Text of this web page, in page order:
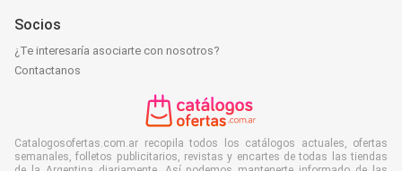
Socios
¿Te interesaría asociarte con nosotros?
Contactanos
Catalogosofertas.com.ar recopila todos los catálogos actuales, ofertas
semanales, folletos publicitarios, revistas y encartes de todas las tiendas